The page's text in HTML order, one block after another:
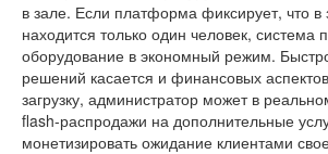
в зале. Если платформа фиксирует, что в
находится только один человек, система
оборудование в экономный режим.
решений касается и финансовых
загрузку, администратор может в
flash-распродажи на дополнительные
монетизировать ожидание клиентами